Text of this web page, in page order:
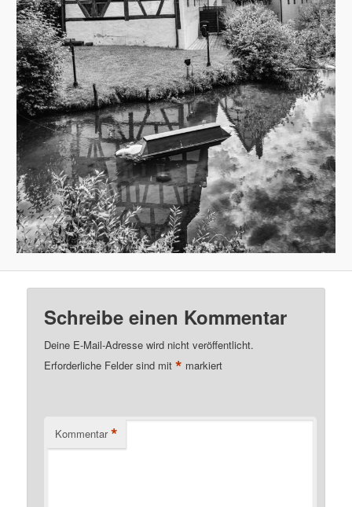
Schreibe einen Kommentar
Deine E-Mail-Adresse wird nicht veröffentlicht.
Erforderliche Felder sind mit* markiert
Kommentar *